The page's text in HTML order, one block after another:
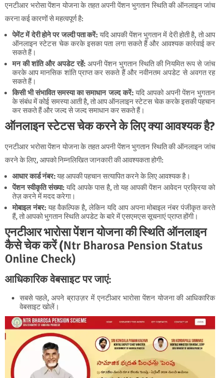
एनटीआर भरोसा पेंशन योजना के तहत अपनी पेंशन भुगतान स्थिति की ऑनलाइन जांच
करना कई कारणों से महत्वपूर्ण है:
पेमेंट में देरी होने पर जल्दी पता करें:यदि आपकी पेंशन भुगतान में देरी होती है, तो आप
ऑनलाइन स्टेटस चेक करके इसका पता लगा सकते हैं और आवश्यक कार्रवाई कर
सकते हैं।
मन की शांति और अपडेट रहें: अपनी पेंशन भुगतान स्थिति की नियमित रूप से जांच
करके आप मानसिक शांति प्राप्त कर सकते हैं और नवीनतम अपडेट से अवगत रह
सकते हैं।
किसी भी संभावित समस्या का समाधान जल्द करें:यदि आपको अपनी पेंशन भुगतान
के संबंध में कोई समस्या आती है, तो आप ऑनलाइन स्टेटस चेक करके इसकी पहचान
कर सकते हैं और जल्द से जल्द समाधान कर सकते हैं।
ऑनलाइन स्टेटस चेक करने के लिए क्या आवश्यक है?
एनटीआर भरोसा पेंशन योजना के तहत अपनी पेंशन भुगतान स्थिति की ऑनलाइन जांच
करने के लिए, आपको निम्नलिखित जानकारी की आवश्यकता होगी:
आधार कार्ड नंबर:यह आपकी पहचान सत्यापित करने के लिए आवश्यक है।
पेंशन स्वीकृति संख्या:यदि आपके पास है, तो यह आपकी पेंशन आवेदन प्रक्रिया को
तेज़ करने में मदद करेगा।
मोबाइल नंबर:यह वैकल्पिक है, लेकिन यदि आप अपना मोबाइल नंबर पंजीकृत करते
हैं, तो आपको भुगतान स्थिति अपडेट के बारे में एसएमएस सूचनाएं प्राप्त होंगी।
एनटीआर भारोसा पेंशन योजना की स्थिति ऑनलाइन
कैसे चेक करें (Ntr Bharosa Pension Status
Online Check)
आधिकारिक वेबसाइट पर जाएं:
सबसे पहले, अपने ब्राउज़र में एनटीआर भारोसा पेंशन योजना की आधिकारिक
वेबसाइट खोलें।